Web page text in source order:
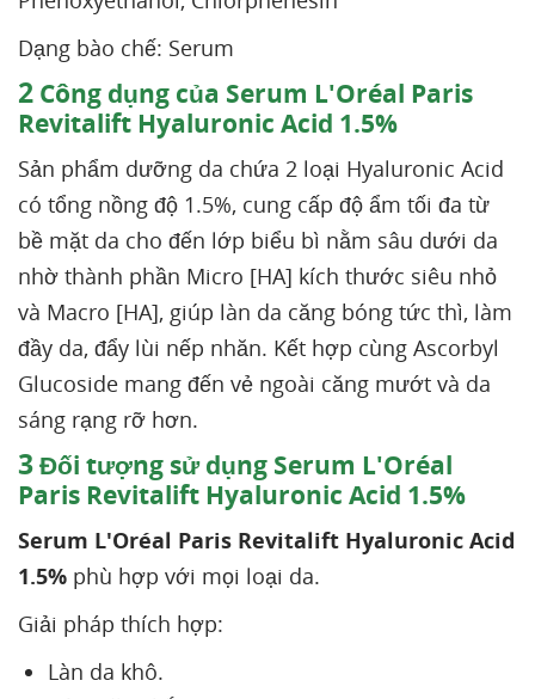
Dạng bào chế: Serum
2 Công dụng của Serum L'Oréal Paris
Revitalift Hyaluronic Acid 1.5%
Sản phẩm dưỡng da chứa 2 loại Hyaluronic Acid
có tổng nồng độ 1.5%, cung cấp độ ẩm tối đa từ
bề mặt da cho đến lớp biểu bì nằm sâu dưới da
nhờ thành phần Micro [HA] kích thước siêu nhỏ
và Macro [HA], giúp làn da căng bóng tức thì, làm
đầy da, đẩy lùi nếp nhăn. Kết hợp cùng Ascorbyl
Glucoside mang đến vẻ ngoài căng mướt và da
sáng rạng rỡ hơn.
3Đối tượng sử dụng Serum L'Oréal
Paris Revitalift Hyaluronic Acid 1.5%
Serum L'Oréal Paris Revitalift Hyaluronic Acid
1.5% phù hợp với mọi loại da.
Giải pháp thích hợp:
Làn da khô.